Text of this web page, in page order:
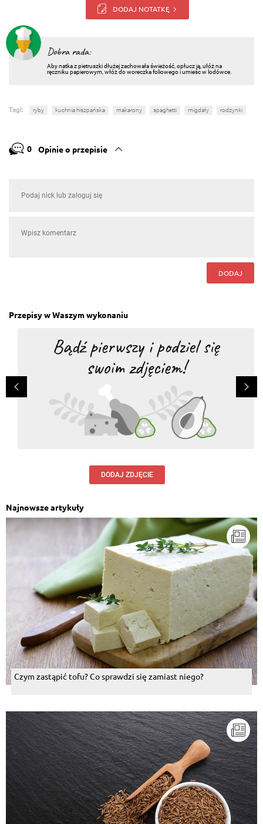
DODAJ NOTATKĘ
Dobra rada:
Aby natka z pietruszki dłużej zachowała świeżość, opłucz ją, ułóż na
ręczniku papierowym, włóż do woreczka foliowego i umieśc w lodówce.
Tagi: ryby kuchnia hiszpańska makarony spaghetti migdały rodzynki
0 Opinie o przepisie
DODAJ
Przepisy w Waszym wykonaniu
DODAJ ZDJĘCIE
Najnowsze artykuły
Czym zastąpić tofu? Co sprawdzi się zamiast niego?